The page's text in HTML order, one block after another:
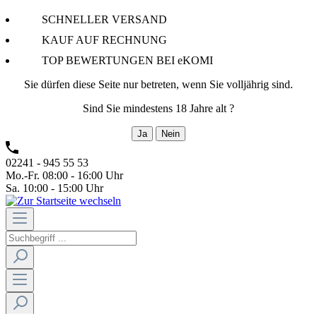
SCHNELLER VERSAND
KAUF AUF RECHNUNG
TOP BEWERTUNGEN BEI eKOMI
Sie dürfen diese Seite nur betreten, wenn Sie volljährig sind.
Sind Sie mindestens 18 Jahre alt ?
Ja Nein
02241 - 945 55 53
Mo.-Fr. 08:00 - 16:00 Uhr
Sa. 10:00 - 15:00 Uhr